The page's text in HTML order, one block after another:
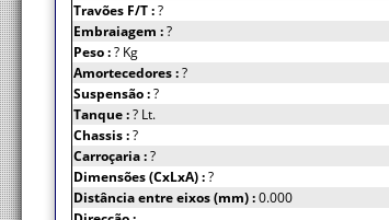
Travões F/T :?
Embraiagem :?
Peso :? Kg
Amortecedores :?
Suspensão :?
Tanque :? Lt.
Chassis :?
Carroçaria :?
Dimensões (CxLxA) :?
Distância entre eixos (mm) :0.000